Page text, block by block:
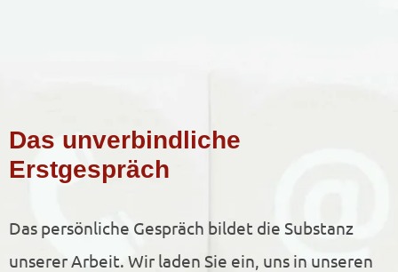
Das unverbindliche
Erstgespräch
Das persönliche Gespräch bildet die Substanz
unserer Arbeit. Wir laden Sie ein, uns in unseren